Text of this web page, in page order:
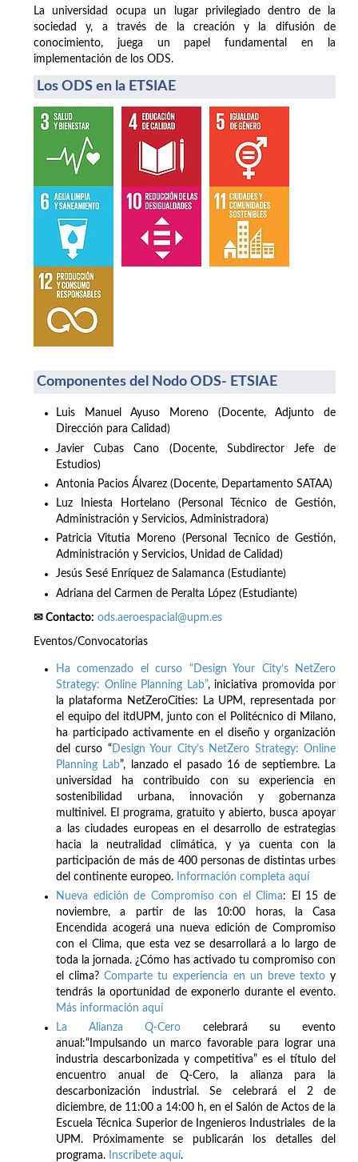
La universidad ocupa un lugar privilegiado dentro de la
sociedad y, a través de la creación y la difusión de
conocimiento, juega un papel fundamental en la
implementación de los ODS.
Los ODS en la ETSIAE
Componentes del Nodo ODS- ETSIAE
Luis Manuel Ayuso Moreno (Docente, Adjunto de
Dirección para Calidad)
Javier Cubas Cano (Docente, Subdirector Jefe de
Estudios)
Antonia Pacios Álvarez (Docente, Departamento SATAA)
Luz Iniesta Hortelano (Personal Técnico de Gestión,
Administración y Servicios, Administradora)
Patricia Vitutia Moreno (Personal Tecnico de Gestión,
Administración y Servicios, Unidad de Calidad)
Jesús Sesé Enríquez de Salamanca (Estudiante)
Adriana del Carmen de Peralta López (Estudiante)
✉ Contacto: ods.aeroespacial@upm.es
Eventos/Convocatorias
Ha comenzado el curso “Design Your City’s NetZero
Strategy: Online Planning Lab”, iniciativa promovida por
la plataforma NetZeroCities: La UPM, representada por
el equipo del itdUPM, junto con el Politécnico di Milano,
ha participado activamente en el diseño y organización
del curso “Design Your City’s NetZero Strategy: Online
Planning Lab”, lanzado el pasado 16 de septiembre. La
universidad ha contribuido con su experiencia en
sostenibilidad urbana, innovación y gobernanza
multinivel. El programa, gratuito y abierto, busca apoyar
a las ciudades europeas en el desarrollo de estrategias
hacia la neutralidad climática, y ya cuenta con la
participación de más de 400 personas de distintas urbes
del continente europeo.
Información completa aquí
Nueva edición de Compromiso con el Clima: El 15 de
noviembre, a partir de las 10:00 horas, la Casa
Encendida acogerá una nueva edición de Compromiso
con el Clima, que esta vez se desarrollará a lo largo de
toda la jornada. ¿Cómo has activado tu compromiso con
el clima?Comparte tu experiencia en un breve textoy
tendrás la oportunidad de exponerlo durante el evento.
Más información aquí
La Alianza Q-Cero celebrará su evento
anual:“Impulsando un marco favorable para lograr una
industria descarbonizada y competitiva” es el título del
encuentro anual de Q-Cero, la alianza para la
descarbonización industrial. Se celebrará el 2 de
diciembre, de 11:00 a 14:00 h, en el Salón de Actos de la
Escuela Técnica Superior de Ingenieros Industriales de la
UPM. Próximamente se publicarán los detalles del
programa.
Inscríbete aquí.